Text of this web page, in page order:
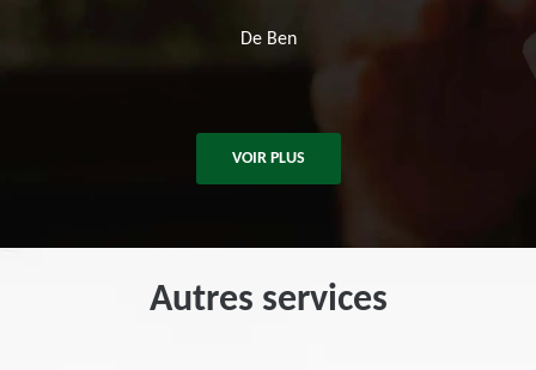
VOIR PLUS
Autres services